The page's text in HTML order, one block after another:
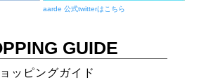
aarde 公式twitterはこちら
GUIDE
ッピングガイド